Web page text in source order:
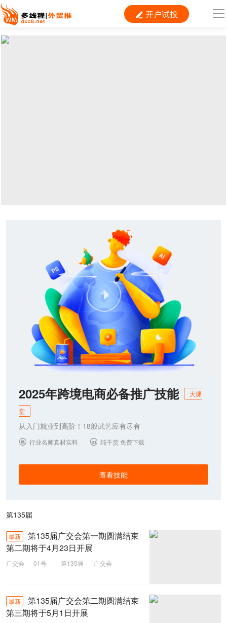
 开户试投
导
联系我们
2025年跨境电商必备推广技能
大课
堂
从入门就业到高阶！18般武艺应有尽有
 行业名师真材实料  纯干货 免费下载
查看技能
第135届
最新
第135届广交会第一期圆满结束
第二期将于4月23日开展
广交会 01号 第135届 广交会
最新
第135届广交会第二期圆满结束
第三期将于5月1日开展